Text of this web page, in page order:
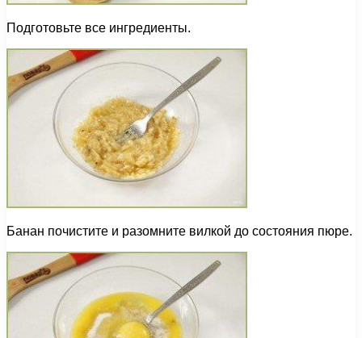
Подготовьте все ингредиенты.
Банан почистите и разомните вилкой до состояния пюре.